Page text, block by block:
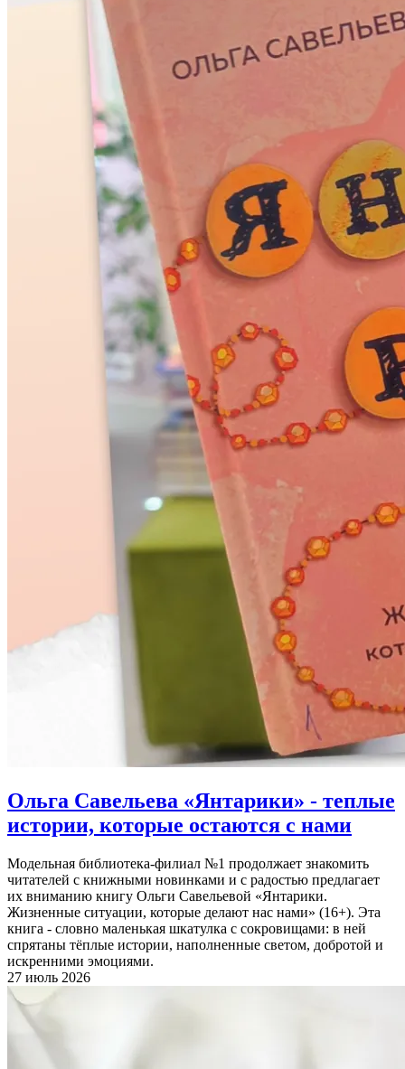
Ольга Савельева «Янтарики» - теплые
истории, которые остаются с нами
Модельная библиотека-филиал №1 продолжает знакомить
читателей с книжными новинками и с радостью предлагает
их вниманию книгу Ольги Савельевой «Янтарики.
Жизненные ситуации, которые делают нас нами» (16+). Эта
книга - словно маленькая шкатулка с сокровищами: в ней
спрятаны тёплые истории, наполненные светом, добротой и
искренними эмоциями.
27 июль 2026